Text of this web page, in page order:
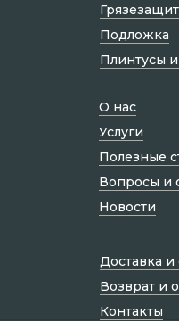
О нас
Услуги
Полезные
Вопросы и
Новости
Доставка и
Возврат и
Контакты
Подложка
Плинтусы